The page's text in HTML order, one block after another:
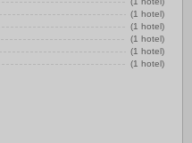
(1 hotel)
(1 hotel)
(1 hotel)
(1 hotel)
(1 hotel)